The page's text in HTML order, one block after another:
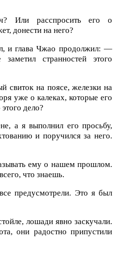
Или расспросить его о
донести на него?
и глава Чжао продолжил: —
странностей этого
свиток на поясе, железки на
уже о калеках, которые его
дело?
а я выполнил его просьбу,
и поручился за него.
ему о нашем прошлом.
что знаешь.
предусмотрели. Это я был
лошади явно заскучали.
они радостно припустили